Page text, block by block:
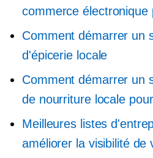
commerce électronique
Comment démarrer un
d'épicerie locale
Comment démarrer un
de nourriture locale
Meilleures listes
améliorer la visibilité de